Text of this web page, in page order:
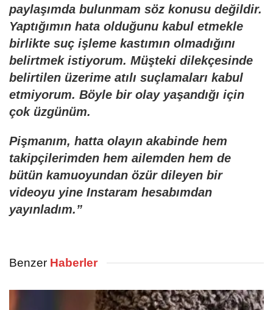
paylaşımda bulunmam söz konusu değildir.
Yaptığımın hata olduğunu kabul etmekle
birlikte suç işleme kastımın olmadığını
belirtmek istiyorum. Müşteki dilekçesinde
belirtilen üzerime atılı suçlamaları kabul
etmiyorum. Böyle bir olay yaşandığı için
çok üzgünüm.
Pişmanım, hatta olayın akabinde hem
takipçilerimden hem ailemden hem de
bütün kamuoyundan özür dileyen bir
videoyu yine Instaram hesabımdan
yayınladım.”
Benzer Haberler